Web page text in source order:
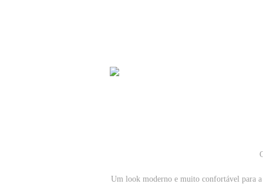
Um look moderno e muito confortável para a